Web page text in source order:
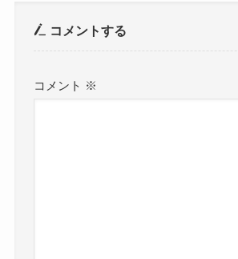
コメントする
コメント ※